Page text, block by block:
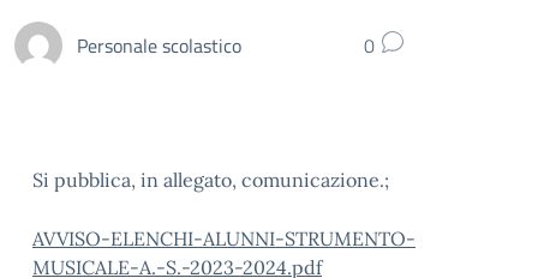
Personale scolastico 0
Si pubblica, in allegato, comunicazione.;
AVVISO-ELENCHI-ALUNNI-STRUMENTO-
MUSICALE-A.-S.-2023-2024.pdf